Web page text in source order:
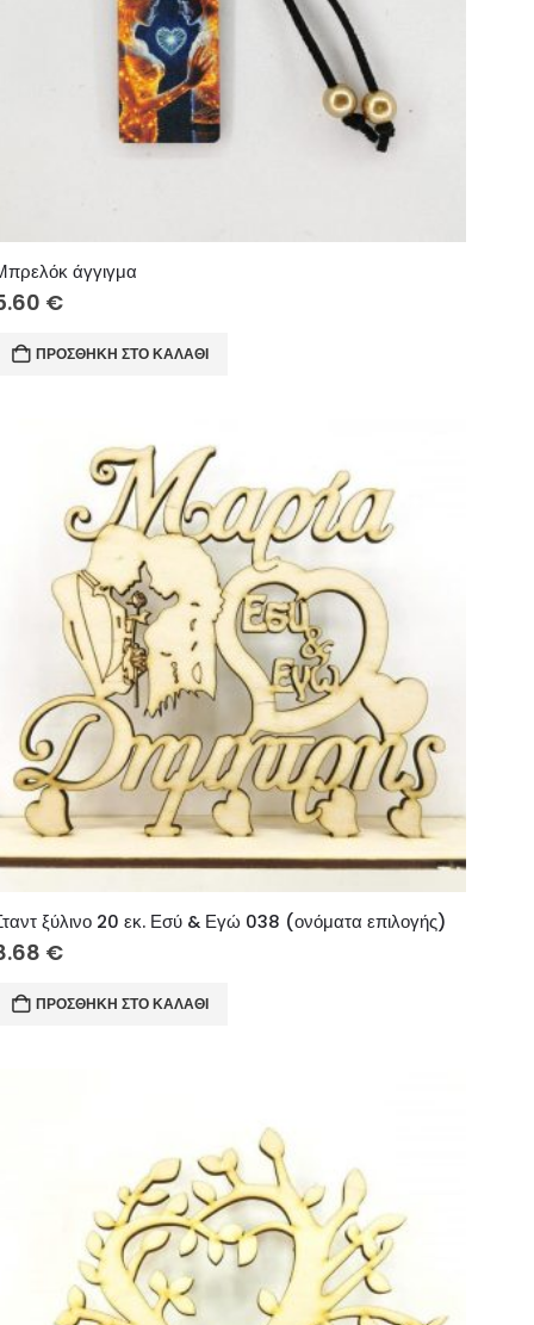
άγγιγμα
€
ΠΡΟΣΘΉΚΗ ΣΤΟ ΚΑΛΆΘΙ
ξύλινο 20 εκ. Εσύ & Εγώ 038 (ονόματα επιλογής)
€
ΠΡΟΣΘΉΚΗ ΣΤΟ ΚΑΛΆΘΙ